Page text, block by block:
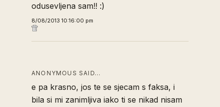
odusevljena sam!! :)
8/08/2013 10:16:00 pm
ANONYMOUS SAID…
e pa krasno, jos te se sjecam s faksa, i
bila si mi zanimljiva iako ti se nikad nisam